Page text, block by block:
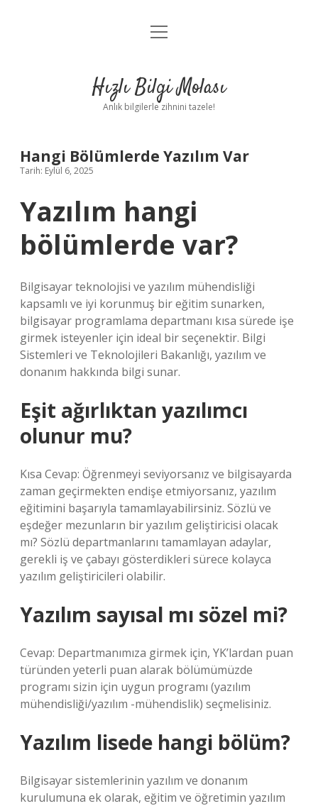
Anasayfa
Yasal Uyarı
menüyü
Hızlı Bilgi Molası
Anlık bilgilerle zihnini tazele!
Hangi Bölümlerde Yazılım Var
Tarih: Eylül 6, 2025
Yazılım hangi
bölümlerde var?
Bilgisayar teknolojisi ve yazılım mühendisliği
kapsamlı ve iyi korunmuş bir eğitim sunarken,
bilgisayar programlama departmanı kısa sürede işe
girmek isteyenler için ideal bir seçenektir. Bilgi
Sistemleri ve Teknolojileri Bakanlığı, yazılım ve
donanım hakkında bilgi sunar.
Eşit ağırlıktan yazılımcı
olunur mu?
Kısa Cevap: Öğrenmeyi seviyorsanız ve bilgisayarda
zaman geçirmekten endişe etmiyorsanız, yazılım
eğitimini başarıyla tamamlayabilirsiniz. Sözlü ve
eşdeğer mezunların bir yazılım geliştiricisi olacak
mı? Sözlü departmanlarını tamamlayan adaylar,
gerekli iş ve çabayı gösterdikleri sürece kolayca
yazılım geliştiricileri olabilir.
Yazılım sayısal mı sözel mi?
Cevap: Departmanımıza girmek için, YK’lardan puan
türünden yeterli puan alarak bölümümüzde
programı sizin için uygun programı (yazılım
mühendisliği/yazılım -mühendislik) seçmelisiniz.
Yazılım lisede hangi bölüm?
Bilgisayar sistemlerinin yazılım ve donanım
kurulumuna ek olarak, eğitim ve öğretimin yazılım